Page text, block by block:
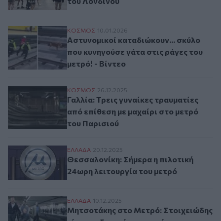
Αστυνομικοί καταδιώκουν... σκύλο που
ΚΟΣΜΟΣ 10.01.2026
Αστυνομικοί καταδιώκουν... σκύλο
που κυνηγούσε γάτα στις ράγες του
μετρό! - Βίντεο
Γαλλία: Τρεις γυναίκες τραυματίες από
ΚΟΣΜΟΣ 26.12.2025
Γαλλία: Τρεις γυναίκες τραυματίες
από επίθεση με μαχαίρι στο μετρό
του Παρισιού
Θεσσαλονίκη: Σήμερα η πιλοτική 24ωρη
ΕΛΛAΔΑ 20.12.2025
Θεσσαλονίκη: Σήμερα η πιλοτική
24ωρη λειτουργία του μετρό
Μητσοτάκης στο Μετρό: Στοιχειώδης
ΕΛΛAΔΑ 10.12.2025
Μητσοτάκης στο Μετρό: Στοιχειώδης